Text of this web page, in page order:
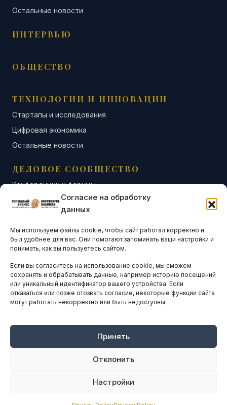
Согласие на обработку
данных
Мы используем файлы cookie, чтобы сайт работал корректно и
был удобнее для вас. Они помогают запоминать ваши настройки и
понимать, как вы пользуетесь сайтом.
Если вы согласитесь на использование cookie, мы сможем
сохранять и обрабатывать данные, например историю посещений
или уникальный идентификатор вашего устройства. Если
отказаться или позже отозвать согласие, некоторые функции сайта
могут работать некорректно или быть недоступны.
Принять
Отклонить
Настройки
Остальные новости
ИНТЕРВЬЮ
ОБЩЕСТВО
ТЕХНОЛОГИИ И ИННОВАЦИИ
Стартапы и исследования
Цифровая экономика
Остальные новости
ДЕЛОВОЕ СООБЩЕСТВО
Конференции и форумы
Бизнес-клубы и ассоциации
Остальные новости
АНАЛИТИКА И СТАТИСТИКА
ARTICLES IN ENGLISH
НАВИГАЦИЯ
Оплата онлайн